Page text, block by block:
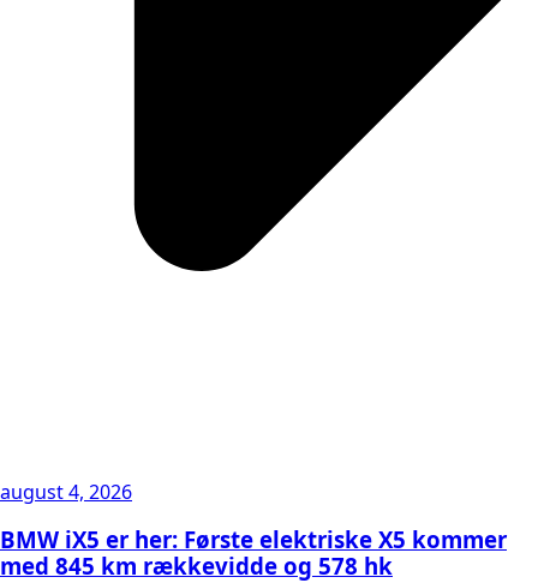
august 4, 2026
BMW iX5 er her: Første elektriske X5 kommer
med 845 km rækkevidde og 578 hk